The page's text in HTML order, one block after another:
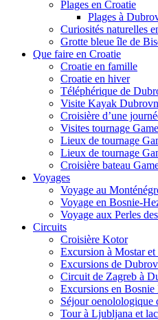
Plages en Croatie
Plages à
Curiosités naturelles
Grotte bleue île de
Que faire en Croatie
Croatie en famille
Croatie en hiver
Téléphérique de
Visite Kayak
Croisière d’une
Visites tournage
Lieux de tournage
Lieux de tournage
Croisière bateau
Voyages
Voyage au
Voyage en Bosnie-
Voyage aux Perles
Circuits
Croisière Kotor
Excursion à Mostar
Excursions de
Circuit de Zagreb à
Excursions en Bosnie
Séjour oenolologique
Tour à Ljubljana et